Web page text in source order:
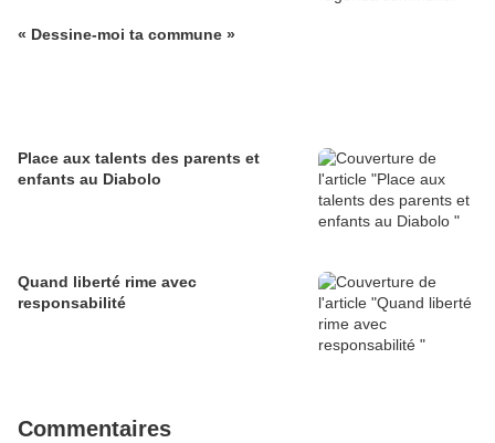
« Dessine-moi ta commune »
Place aux talents des parents et
enfants au Diabolo
Quand liberté rime avec
responsabilité
Commentaires